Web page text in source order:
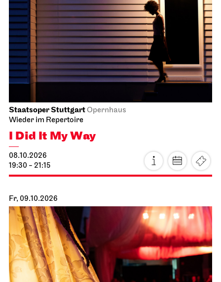
Staatsoper StuttgartOpernhaus
Wieder im Repertoire
I Did It My Way
08.10.2026
19:30 - 21:15
Fr, 09.10.2026